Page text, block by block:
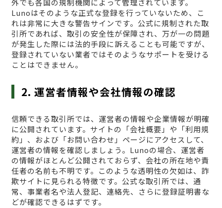
外でも各国の規制機関によって管理されています。
Lunoはそのような正式な登録を行っていないため、こ
れは非常に大きな警告サインです。公式に規制された取
引所であれば、取引の安全性が保障され、万が一の問題
が発生した際には法的手段に訴えることも可能ですが、
登録されていない業者ではそのようなサポートを受ける
ことはできません。
2. 運営者情報や会社情報の確認
信頼できる取引所では、運営者の情報や企業情報が明確
に公開されています。サイトの「会社概要」や「利用規
約」、および「お問い合わせ」ページにアクセスして、
運営者の情報を確認しましょう。Lunoの場合、運営者
の情報がほとんど公開されておらず、会社の所在地や責
任者の名前も不明です。このような透明性の欠如は、詐
欺サイトに見られる特徴です。公式な取引所では、通
常、事業者名や法人登記、連絡先、さらに登録証明書な
どが確認できるはずです。